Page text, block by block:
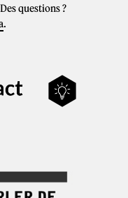
questions ?
.